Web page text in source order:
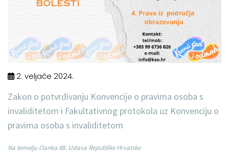
2. veljače 2024.
Zakon o potvrđivanju Konvencije o pravima osoba s
invaliditetom i Fakultativnog protokola uz Konvenciju o
pravima osoba s invaliditetom
Na temelju članka 88. Ustava Republike Hrvatske